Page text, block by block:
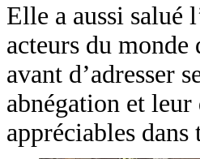
Elle a aussi salué
acteurs du monde
avant d’adresser
abnégation et
appréciables dans